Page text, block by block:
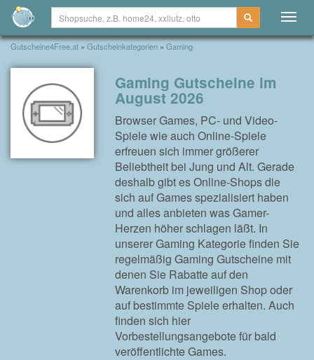
Gutscheine4Free.at » Gutscheinkategorien » Gaming
Gaming Gutscheine im
August 2026
Browser Games, PC- und Video-
Spiele wie auch Online-Spiele
erfreuen sich immer größerer
Beliebtheit bei Jung und Alt. Gerade
deshalb gibt es Online-Shops die
sich auf Games spezialisiert haben
und alles anbieten was Gamer-
Herzen höher schlagen läßt. In
unserer Gaming Kategorie finden Sie
regelmäßig Gaming Gutscheine mit
denen Sie Rabatte auf den
Warenkorb im jeweiligen Shop oder
auf bestimmte Spiele erhalten. Auch
finden sich hier
Vorbestellungsangebote für bald
veröffentlichte Games.